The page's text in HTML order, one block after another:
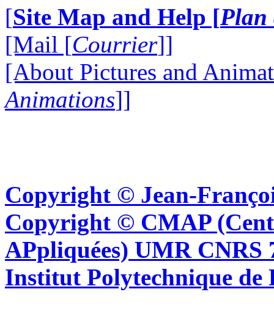
[Site Map and Help [Plan
[Mail [Courrier]]
[About Pictures and
Animations]]
Copyright © Jean-
Copyright © CMAP
APpliquées) UMR CNRS
Institut Polytechnique de